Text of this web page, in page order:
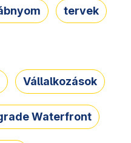
tervek
Vállalkozások
Waterfront